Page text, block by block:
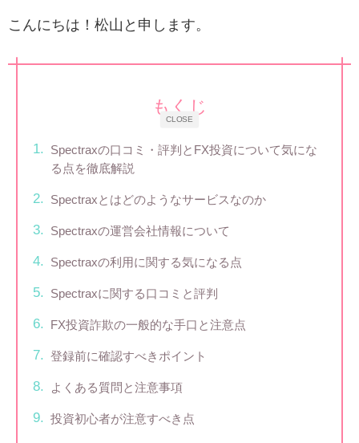
こんにちは！松山と申します。
CLOSE
もくじ
Spectraxの口コミ・評判とFX投資について気にな
る点を徹底解説
Spectraxとはどのようなサービスなのか
Spectraxの運営会社情報について
Spectraxの利用に関する気になる点
Spectraxに関する口コミと評判
FX投資詐欺の一般的な手口と注意点
登録前に確認すべきポイント
よくある質問と注意事項
投資初心者が注意すべき点